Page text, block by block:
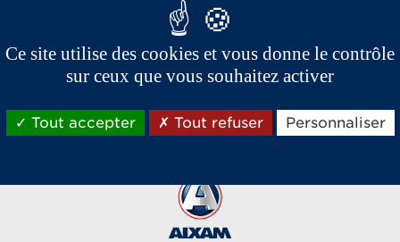
Réseau Aixam export
Ce site utilise des cookies et vous donne le contrôle
sur ceux que vous souhaitez activer
Tout accepter Tout refuser Personnaliser